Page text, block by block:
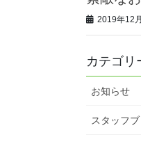
2019年12
カテゴリ
お知らせ
スタッフ